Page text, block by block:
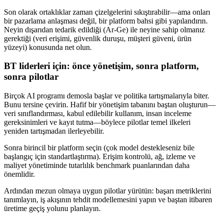
Son olarak ortaklıklar zaman çizelgelerini sıkıştırabilir—ama onları
bir pazarlama anlaşması değil, bir platform bahsi gibi yapılandırın.
Neyin dışarıdan tedarik edildiği (Ar-Ge) ile neyine sahip olmanız
gerektiği (veri erişimi, güvenlik duruşu, müşteri güveni, ürün
yüzeyi) konusunda net olun.
BT liderleri için: önce yönetişim, sonra platform,
sonra pilotlar
Birçok AI programı demosla başlar ve politika tartışmalarıyla biter.
Bunu tersine çevirin. Hafif bir yönetişim tabanını baştan oluşturun—
veri sınıflandırması, kabul edilebilir kullanım, insan inceleme
gereksinimleri ve kayıt tutma—böylece pilotlar temel ilkeleri
yeniden tartışmadan ilerleyebilir.
Sonra birincil bir platform seçin (çok model destekleseniz bile
başlangıç için standartlaştırma). Erişim kontrolü, ağ, izleme ve
maliyet yönetiminde tutarlılık benchmark puanlarından daha
önemlidir.
Ardından mezun olmaya uygun pilotlar yürütün: başarı metriklerini
tanımlayın, iş akışının tehdit modellemesini yapın ve baştan itibaren
üretime geçiş yolunu planlayın.